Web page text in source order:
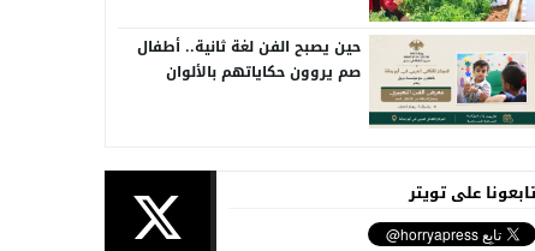
حين يصبح الفن لغة ثانية.. أطفال
صم يروون حكاياتهم بالألوان
تابعونا على تويتر